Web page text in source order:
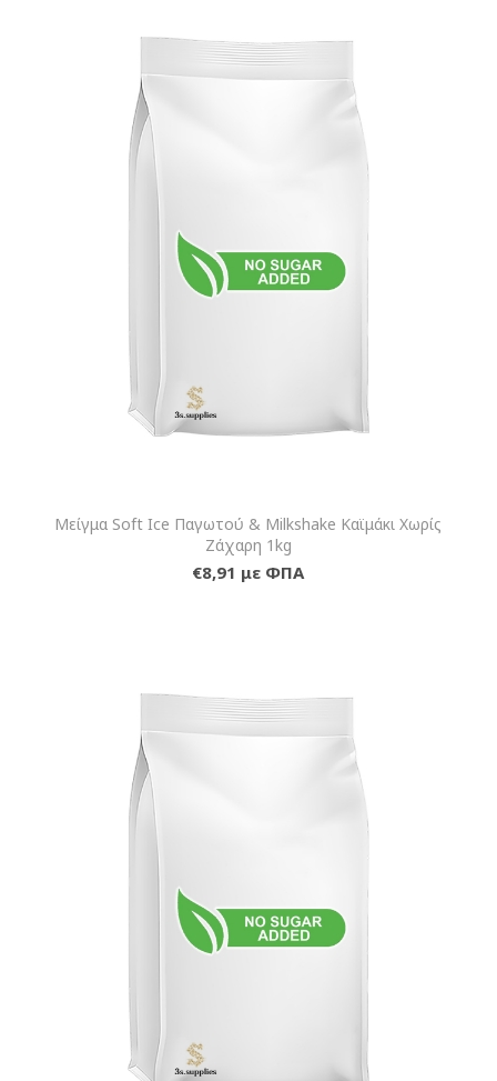
Μείγμα Soft Ice Παγωτού & Milkshake Καϊμάκι Χωρίς
Ζάχαρη 1kg
€8,91 με ΦΠΑ